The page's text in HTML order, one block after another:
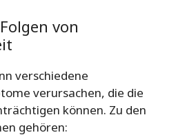
von
verschiedene
verursachen, die die
können. Zu den
gehören: